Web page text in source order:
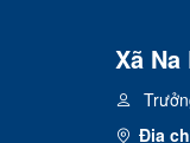
Xã
Địa